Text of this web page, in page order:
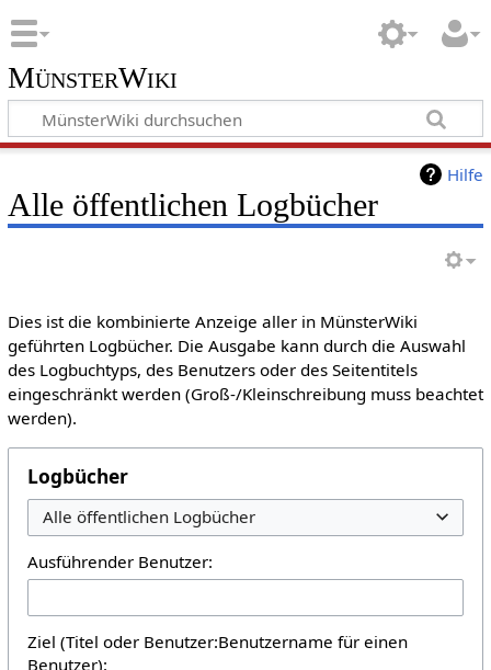
MünsterWiki
Hilfe
Alle öffentlichen Logbücher
Dies ist die kombinierte Anzeige aller in MünsterWiki
geführten Logbücher. Die Ausgabe kann durch die Auswahl
des Logbuchtyps, des Benutzers oder des Seitentitels
eingeschränkt werden (Groß-/Kleinschreibung muss beachtet
werden).
Logbücher
Alle öffentlichen Logbücher
Ausführender Benutzer:
Ziel (Titel oder Benutzer:Benutzername für einen
Benutzer):